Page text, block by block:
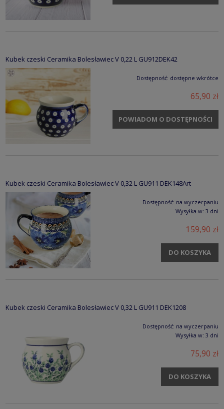
Kubek czeski Ceramika Bolesławiec V 0,22 L GU912DEK42
Dostępność: dostępne wkrótce
65,90 zł
POWIADOM O DOSTĘPNOŚCI
Kubek czeski Ceramika Bolesławiec V 0,32 L GU911 DEK148Art
Dostępność: na wyczerpaniu
Wysyłka w: 3 dni
159,90 zł
DO KOSZYKA
Kubek czeski Ceramika Bolesławiec V 0,32 L GU911 DEK1208
Dostępność: na wyczerpaniu
Wysyłka w: 3 dni
75,90 zł
DO KOSZYKA